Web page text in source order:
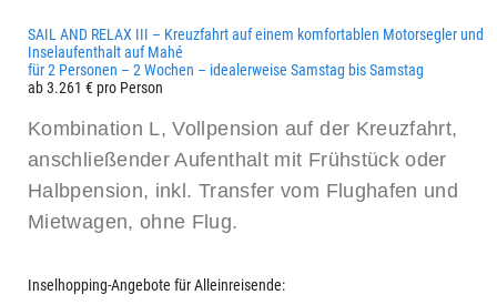
SAIL AND RELAX III – Kreuzfahrt auf einem komfortablen Motorsegler und
Inselaufenthalt auf Mahé
für 2 Personen – 2 Wochen – idealerweise Samstag bis Samstag
ab 3.261 € pro Person
Kombination L, Vollpension auf der Kreuzfahrt,
anschließender Aufenthalt mit Frühstück oder
Halbpension, inkl. Transfer vom Flughafen und
Mietwagen, ohne Flug.
Inselhopping-Angebote für Alleinreisende: